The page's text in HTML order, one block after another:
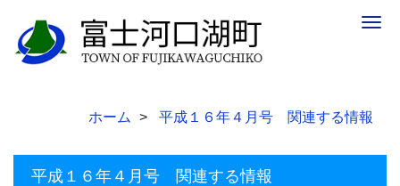
ホーム 平成１６年４月号 関連する情報
平成１６年４月号 関連する情報